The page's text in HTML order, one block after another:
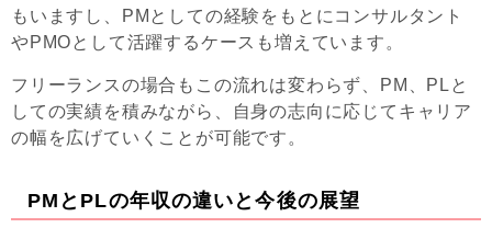
もいますし、PMとしての経験をもとにコンサルタント
やPMOとして活躍するケースも増えています。
フリーランスの場合もこの流れは変わらず、PM、PLと
しての実績を積みながら、自身の志向に応じてキャリア
の幅を広げていくことが可能です。
PMとPLの年収の違いと今後の展望